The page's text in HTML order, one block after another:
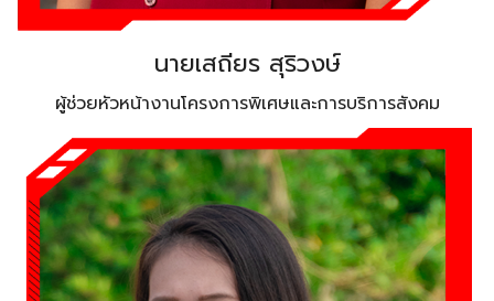
นายเสถียร สุริวงษ์
ผู้ช่วยหัวหน้างานโครงการพิเศษและการบริการสังคม